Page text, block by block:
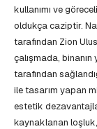
kullanımı ve
oldukça caziptir.
tarafından Zion
çalışmada, binanın
tarafından
ile tasarım yapan
estetik
kaynaklanan